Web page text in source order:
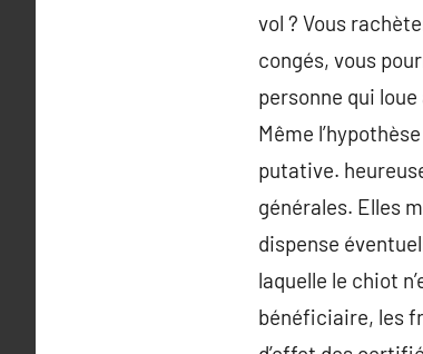
vol ? Vous
congés, vous
personne qui
Même
putative.
générales. Elles
dispense
laquelle le chiot
bénéficiaire, les